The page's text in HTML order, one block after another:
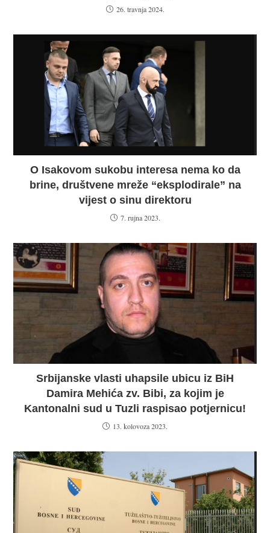
26. travnja 2024.
O Isakovom sukobu interesa nema ko da
brine, društvene mreže “eksplodirale” na
vijest o sinu direktoru
7. rujna 2023.
Srbijanske vlasti uhapsile ubicu iz BiH
Damira Mehića zv. Bibi, za kojim je
Kantonalni sud u Tuzli raspisao potjernicu!
13. kolovoza 2023.